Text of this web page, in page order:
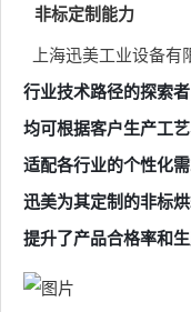
非标定制能力
上海迅美工业设备有
行业技术路径的探索
均可根据客户生产工
适配各行业的个性化
迅美为其定制的非标
提升了产品合格率和生